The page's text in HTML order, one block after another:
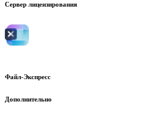
Сервер лицензирования
Файл-Экспресс
Дополнительно